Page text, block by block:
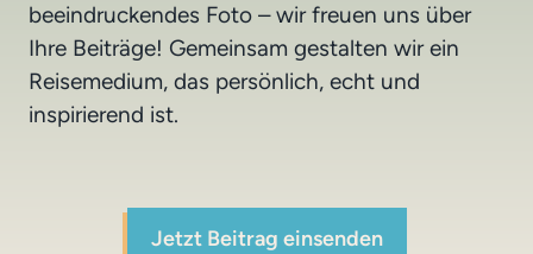
beeindruckendes Foto – wir freuen uns über
Ihre Beiträge! Gemeinsam gestalten wir ein
Reisemedium, das persönlich, echt und
inspirierend ist.
Jetzt Beitrag einsenden